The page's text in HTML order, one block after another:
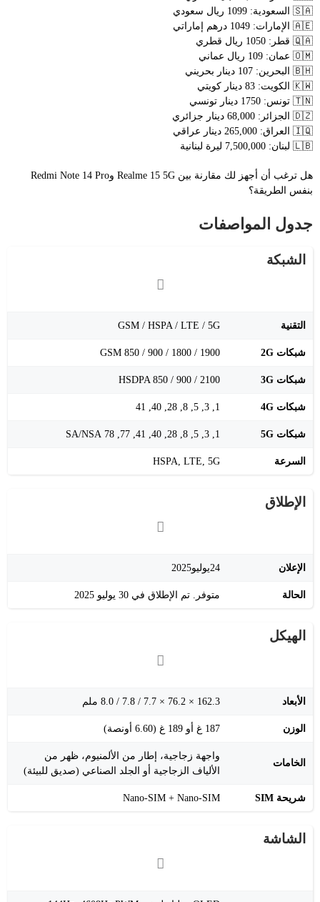
🇸🇦 السعودية: 1099 ريال سعودي
🇦🇪 الإمارات: 1049 درهم إماراتي
🇶🇦 قطر: 1050 ريال قطري
🇴🇲 عمان: 109 ريال عماني
🇧🇭 البحرين: 107 دينار بحريني
🇰🇼 الكويت: 83 دينار كويتي
🇹🇳 تونس: 1750 دينار تونسي
🇩🇿 الجزائر: 68,000 دينار جزائري
🇮🇶 العراق: 265,000 دينار عراقي
🇱🇧 لبنان: 7,500,000 ليرة لبنانية
هل ترغب أن أجهز لك مقارنة بين Realme 15 5G وRedmi Note 14 Pro
بنفس الطريقة؟
جدول المواصفات
الشبكة
التقنية GSM / HSPA / LTE / 5G
شبكات 2G GSM 850 / 900 / 1800 / 1900
شبكات 3G HSDPA 850 / 900 / 2100
شبكات 4G 1, 3, 5, 8, 28, 40, 41
شبكات 5G 1, 3, 5, 8, 28, 40, 41, 77, 78 SA/NSA
السرعة HSPA, LTE, 5G
الإطلاق
الإعلان 24يوليو2025
الحالة متوفر. تم الإطلاق في 30 يوليو 2025
الهيكل
الأبعاد 162.3 × 76.2 × 7.7 / 7.8 / 8.0 ملم
الوزن 187 غ أو 189 غ (6.60 أونصة)
الخامات
واجهة زجاجية، إطار من الألمنيوم، ظهر من
الألياف الزجاجية أو الجلد الصناعي (صديق للبيئة)
شريحة SIM Nano-SIM + Nano-SIM
الشاشة